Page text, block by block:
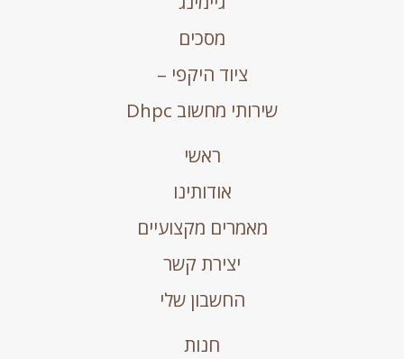
מסכים
ציוד היקפי –
שירותי מחשוב Dhpc
ראשי
אודותינו
מאמרים מקצועיים
יצירת קשר
החשבון שלי
חנות